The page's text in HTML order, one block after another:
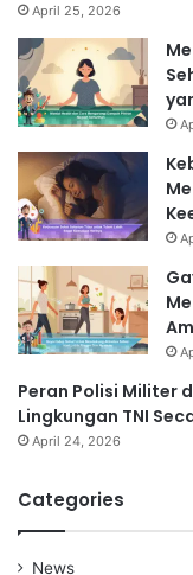
April 25, 2026
Peran Polisi Militer
Lingkungan TNI
April 24, 2026
Categories
News